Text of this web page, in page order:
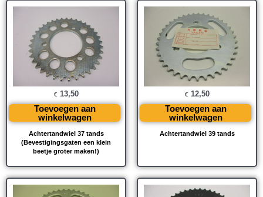
Achtertandwiel 37 tands
(Bevestigingsgaten een klein
beetje groter maken!)
€ 13,50
Toevoegen aan
winkelwagen
Achtertandwiel 39 tands
€ 12,50
Toevoegen aan
winkelwagen